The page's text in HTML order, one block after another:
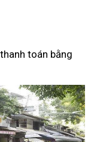
toán bằng